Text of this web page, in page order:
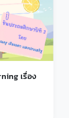
เรื่อง